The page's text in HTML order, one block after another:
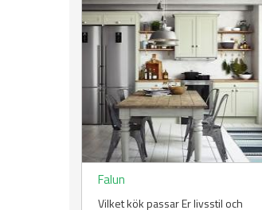
Falun
Vilket kök passar Er livsstil och